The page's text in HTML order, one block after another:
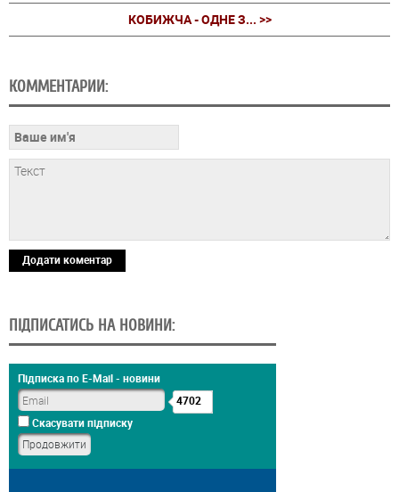
КОБИЖЧА - ОДНЕ З... >>
КОММЕНТАРИИ:
Додати коментар
ПІДПИСАТИСЬ НА НОВИНИ:
Підписка по E-Mail - новини
4702
Скасувати підписку